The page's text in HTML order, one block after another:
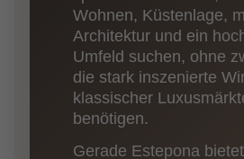
Wohnen, Küstenlage,
Architektur und ein
Umfeld suchen, ohne
die stark inszenierte
klassischer
benötigen.
Gerade Estepona